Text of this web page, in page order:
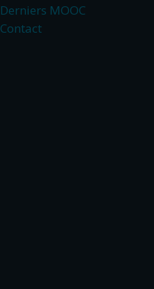
Derniers MOOC
Contact